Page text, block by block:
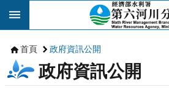
跳到主要內容區塊
首頁 政府資訊公開
政府資訊公開